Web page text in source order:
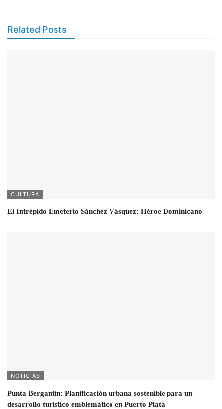
Related Posts
CULTURA
El Intrépido Emeterio Sánchez Vásquez: Héroe Dominicano
NOTICIAS
Punta Bergantín: Planificación urbana sostenible para un
desarrollo turístico emblemático en Puerto Plata